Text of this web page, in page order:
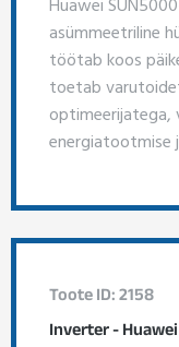
asümmeetriline
töötab koos
toetab
optimeerijatega,
energiatootmise
Toote ID: 2158
Inverter - Huawei